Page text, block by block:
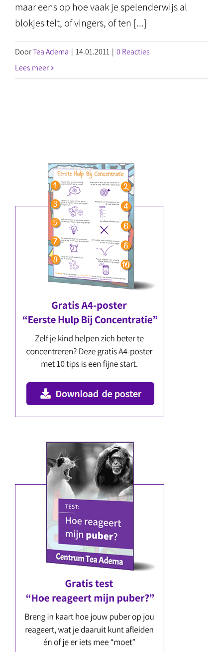
maar eens op hoe vaak je spelenderwijs al
blokjes telt, of vingers, of ten [...]
DoorTea Adema | 14.01.2011 | 0 Reacties
Lees meer